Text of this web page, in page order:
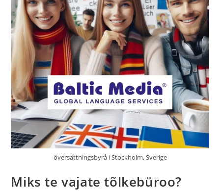
översättningsbyrå i Stockholm, Sverige
Miks te vajate tõlkebüroo?